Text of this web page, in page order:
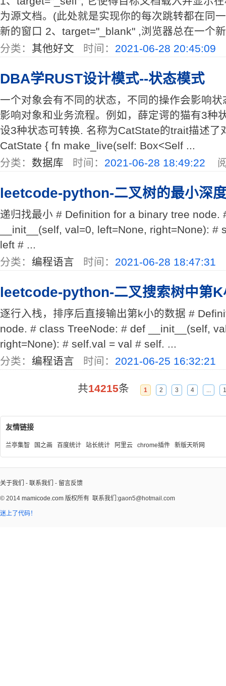
为源文档。(此处就是实现你的每次跳转都在同
新的窗口 2、target="_blank" ,浏览器总在一个
分类： 其他好文 时间： 2021-06-28 20:45:09
DBA学RUST设计模式--状态模式
一个对象会有不同的状态，不同的操作会影响
影响对象和业务流程。例如，薛定谔的猫有3种
设3种状态可转换. 名称为CatState的trait描述了
CatState { fn make_live(self: Box<Self ...
分类： 数据库 时间： 2021-06-28 18:49:22 阅
leetcode-python-二叉树的最小深
递归找最小 # Definition for a binary tree node.
__init__(self, val=0, left=None, right=None): #
left # ...
分类： 编程语言 时间： 2021-06-28 18:47:31
leetcode-python-二叉搜索树中第K
逐行入栈，排序后直接输出第k小的数据 #
node. # class TreeNode: # def __init__(self,
right=None): # self.val = val # self. ...
分类： 编程语言 时间： 2021-06-25 16:32:21
共14215条 1 2 3 4 ...
友情链接
兰亭集智 国之画 百度统计 站长统计 阿里云 chrome插件 新版天听网
关于我们 - 联系我们 - 留言反馈
© 2014 mamicode.com 版权所有 联系我们:gaon5@hotmail.com
迷上了代码！